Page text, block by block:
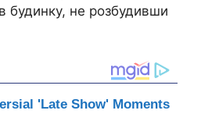
будинку, не розбудивши